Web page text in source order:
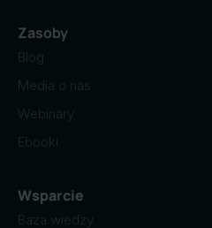
Zasoby
Blog
Media o nas
Webinary
Ebooki
Wsparcie
Baza wiedzy